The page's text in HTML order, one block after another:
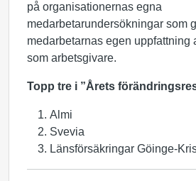
på organisationernas egna
medarbetarundersökningar som
medarbetarnas egen uppfattning
som arbetsgivare.
Topp tre i ”Årets
Almi
Svevia
Länsförsäkringar Göinge-